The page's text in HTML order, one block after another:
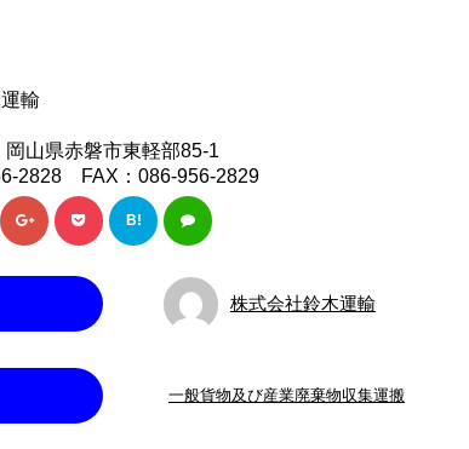
輸
山県赤磐市東軽部85-1
2828 FAX：086-956-2829
B!
株式会社鈴木運輸
一般貨物及び産業廃棄物収集運搬